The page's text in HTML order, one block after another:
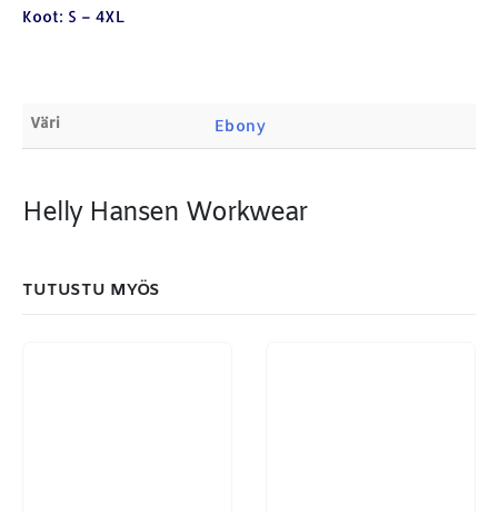
Koot: S – 4XL
Väri Ebony
Helly Hansen Workwear
TUTUSTU MYÖS
ETSI TUOTTEITA